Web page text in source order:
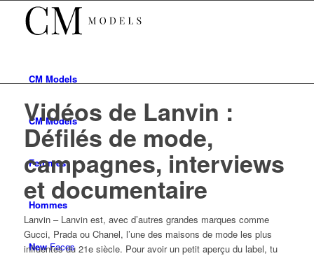
CM Models
CMModels
Femmes
Hommes
NewFaces
Vidéos de Lanvin :
Défilés de mode,
campagnes, interviews
et documentaire
Lanvin – Lanvin est, avec d’autres grandes marques comme
Gucci, Prada ou Chanel, l’une des maisons de mode les plus
influentes du 21e siècle. Pour avoir un petit aperçu du label, tu